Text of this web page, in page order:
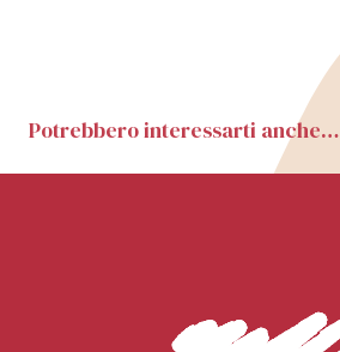
Potrebbero interessarti anche…